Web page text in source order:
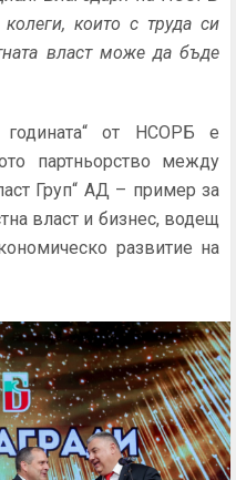
които с труда си
власт може да бъде
годината“ от НСОРБ е
партньорство между
Груп“ АД – пример за
власт и бизнес, водещ
развитие на